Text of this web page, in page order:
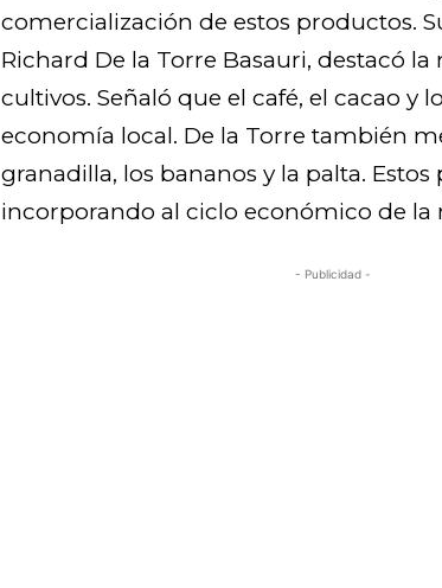
comercialización de estos productos.
Richard De la Torre Basauri, destacó la
cultivos. Señaló que el café, el cacao y
economía local. De la Torre también
granadilla, los bananos y la palta.
incorporando al ciclo económico de la
- Publicidad -